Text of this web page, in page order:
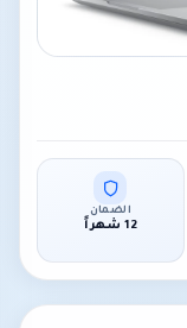
الضمان
12 شهراً